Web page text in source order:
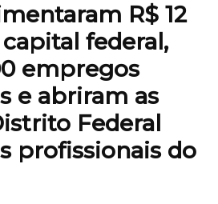
R$ 12
federal,
empregos
e abriram as
Federal
profissionais do